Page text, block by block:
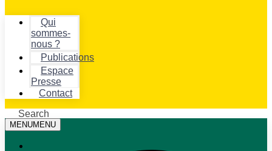
Qui
sommes-
nous ?
Publications
Espace
Presse
Contact
Search
MENUMENU